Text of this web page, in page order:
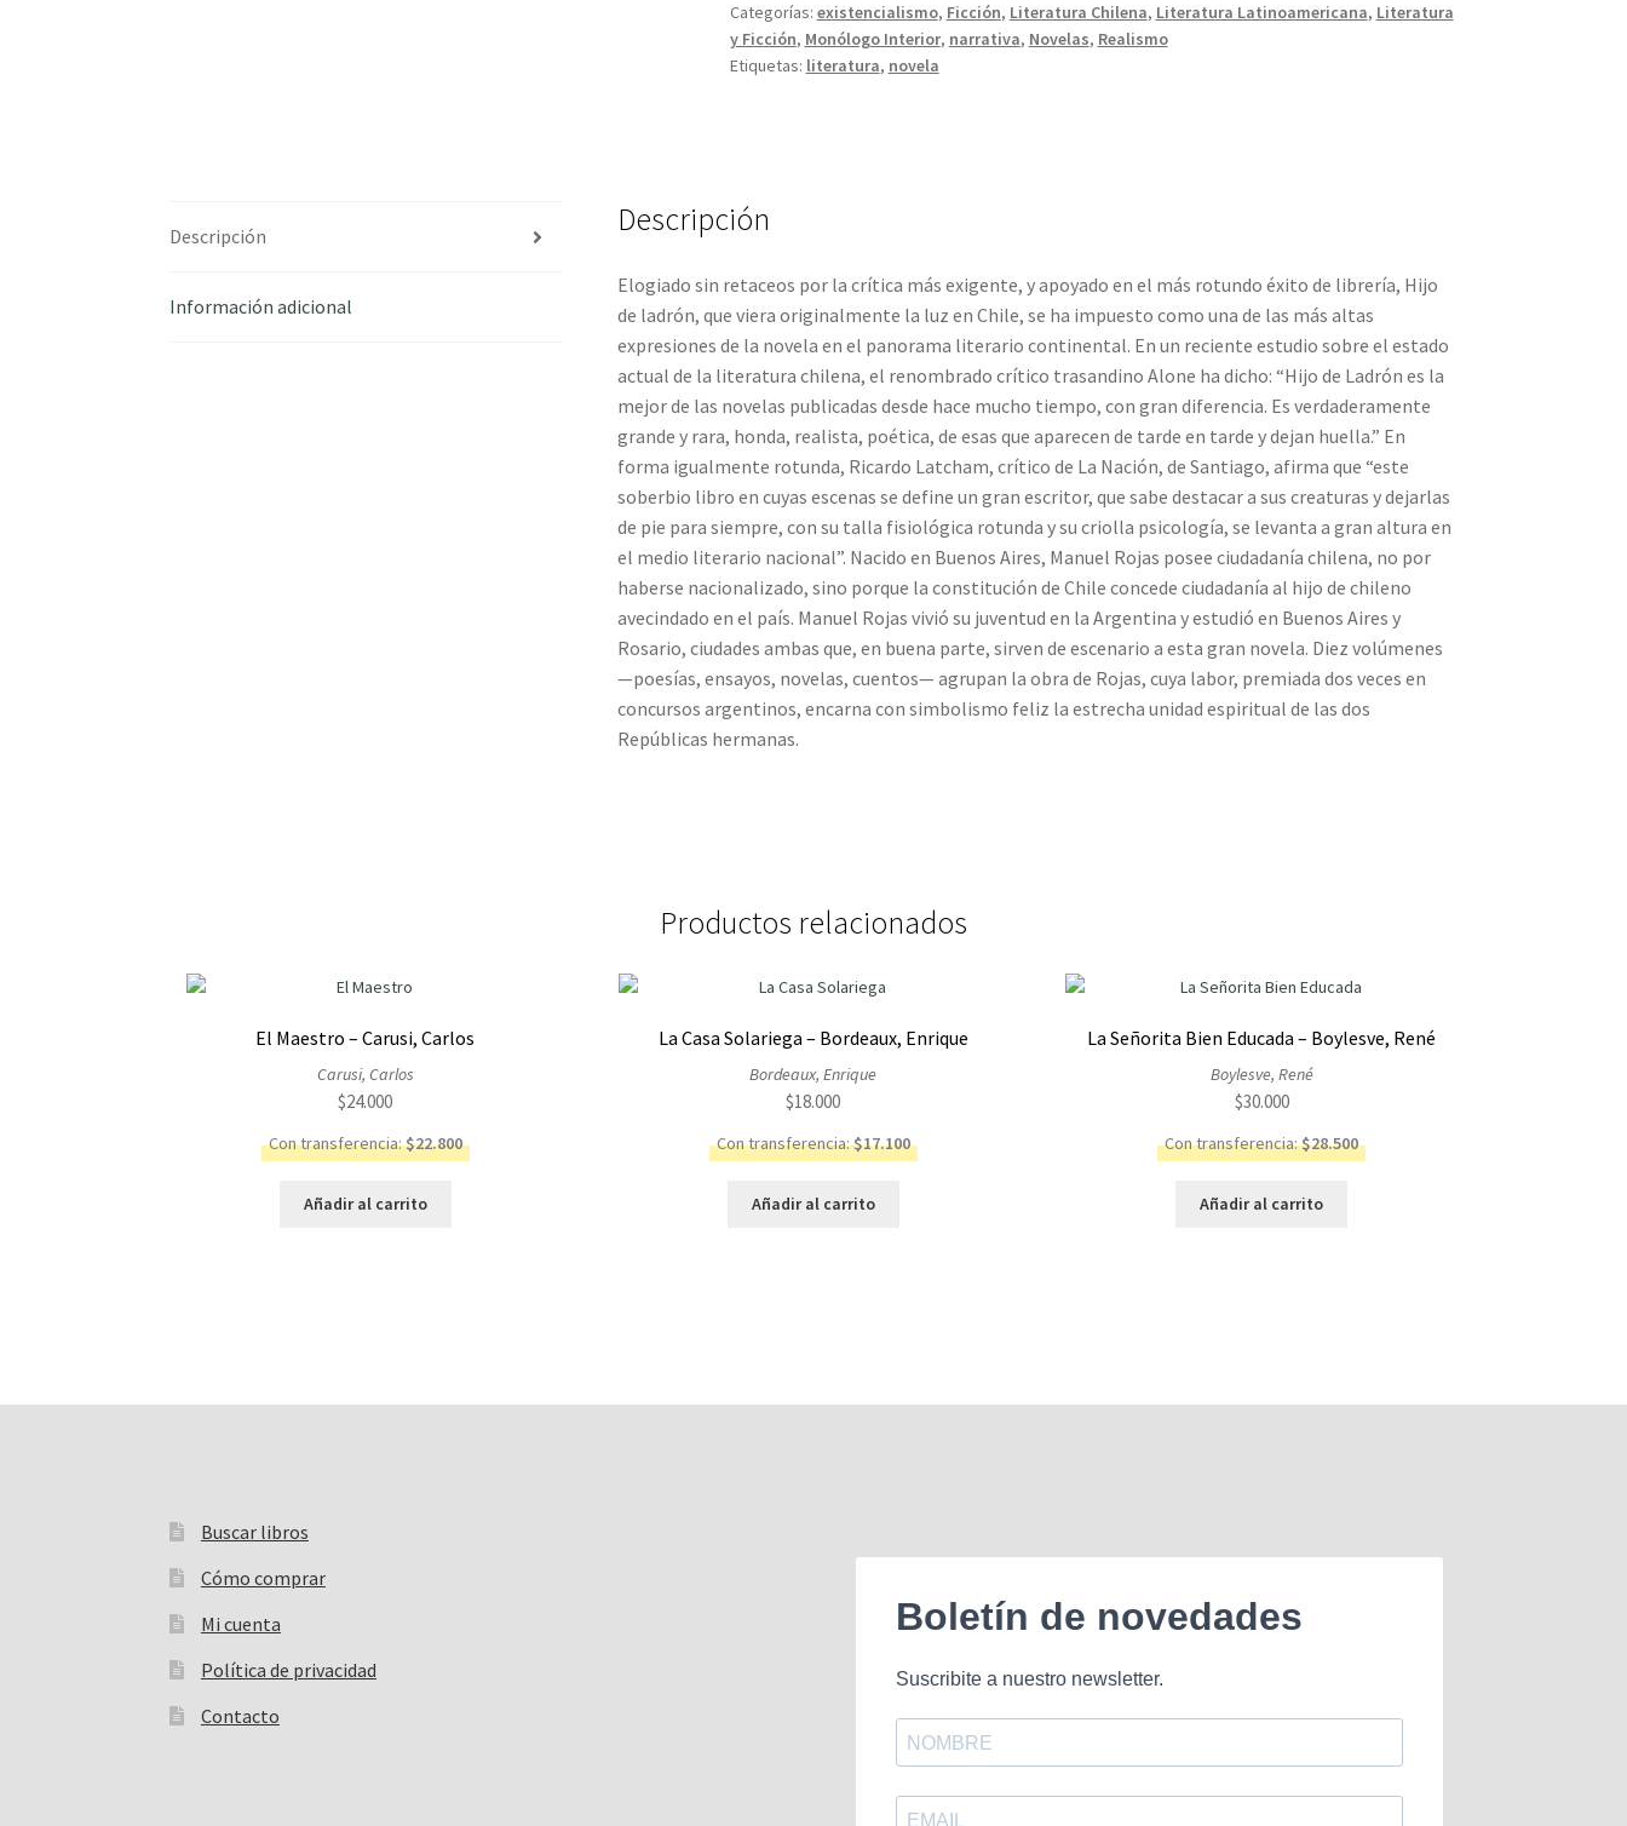
Manuel
cantidad
Categorías: existencialismo, Ficción, Literatura Chilena, Literatura Latinoamericana, Literatura
y Ficción, Monólogo Interior, narrativa, Novelas, Realismo
Etiquetas: literatura, novela
Descripción
Información adicional
Descripción
Elogiado sin retaceos por la crítica más exigente, y apoyado en el más rotundo éxito de librería, Hijo
de ladrón, que viera originalmente la luz en Chile, se ha impuesto como una de las más altas
expresiones de la novela en el panorama literario continental. En un reciente estudio sobre el estado
actual de la literatura chilena, el renombrado crítico trasandino Alone ha dicho: “Hijo de Ladrón es la
mejor de las novelas publicadas desde hace mucho tiempo, con gran diferencia. Es verdaderamente
grande y rara, honda, realista, poética, de esas que aparecen de tarde en tarde y dejan huella.” En
forma igualmente rotunda, Ricardo Latcham, crítico de La Nación, de Santiago, afirma que “este
soberbio libro en cuyas escenas se define un gran escritor, que sabe destacar a sus creaturas y dejarlas
de pie para siempre, con su talla fisiológica rotunda y su criolla psicología, se levanta a gran altura en
el medio literario nacional”. Nacido en Buenos Aires, Manuel Rojas posee ciudadanía chilena, no por
haberse nacionalizado, sino porque la constitución de Chile concede ciudadanía al hijo de chileno
avecindado en el país. Manuel Rojas vivió su juventud en la Argentina y estudió en Buenos Aires y
Rosario, ciudades ambas que, en buena parte, sirven de escenario a esta gran novela. Diez volúmenes
—poesías, ensayos, novelas, cuentos— agrupan la obra de Rojas, cuya labor, premiada dos veces en
concursos argentinos, encarna con simbolismo feliz la estrecha unidad espiritual de las dos
Repúblicas hermanas.
Productos relacionados
El Maestro – Carusi, Carlos
Carusi, Carlos
$24.000
Con transferencia:$22.800
Añadir al carrito
La Casa Solariega – Bordeaux, Enrique
Bordeaux, Enrique
$18.000
Con transferencia:$17.100
Añadir al carrito
La Señorita Bien Educada – Boylesve, René
Boylesve, René
$30.000
Con transferencia:$28.500
Añadir al carrito
Buscar libros
Buscar:
Cómo comprar
Mi cuenta
Política de privacidad
Contacto
Boletín de novedades
Suscribite a nuestro newsletter.